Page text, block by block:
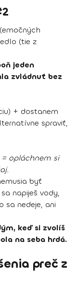
(tie z
jeden
zvládnuť bez
+ dostanem
spraviť,
opláchnem si
byť
napiješ vody,
sa nedeje, ani
keď si zvolíš
na seba hrdá.
preč z